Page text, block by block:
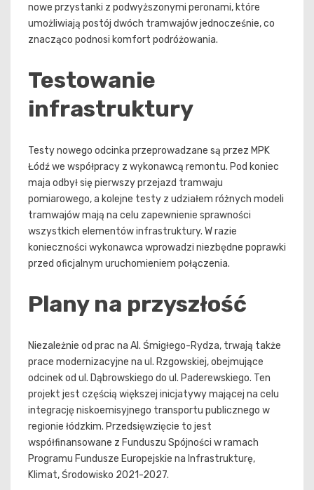
nowe przystanki z podwyższonymi peronami, które
umożliwiają postój dwóch tramwajów jednocześnie, co
znacząco podnosi komfort podróżowania.
Testowanie
infrastruktury
Testy nowego odcinka przeprowadzane są przez MPK
Łódź we współpracy z wykonawcą remontu. Pod koniec
maja odbył się pierwszy przejazd tramwaju
pomiarowego, a kolejne testy z udziałem różnych modeli
tramwajów mają na celu zapewnienie sprawności
wszystkich elementów infrastruktury. W razie
konieczności wykonawca wprowadzi niezbędne poprawki
przed oficjalnym uruchomieniem połączenia.
Plany na przyszłość
Niezależnie od prac na Al. Śmigłego-Rydza, trwają także
prace modernizacyjne na ul. Rzgowskiej, obejmujące
odcinek od ul. Dąbrowskiego do ul. Paderewskiego. Ten
projekt jest częścią większej inicjatywy mającej na celu
integrację niskoemisyjnego transportu publicznego w
regionie łódzkim. Przedsięwzięcie to jest
współfinansowane z Funduszu Spójności w ramach
Programu Fundusze Europejskie na Infrastrukturę,
Klimat, Środowisko 2021-2027.